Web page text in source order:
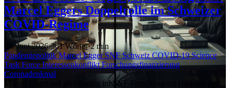
Marcel Eggers Doppelrolle im Schweizer
COVID-Regime
24. Juni 2026·361 Wörter·2 min
PandemiepolitikMarcel EggerSNFSchweizCOVID-19Science
Task ForceInteressenkonfliktForschungsfinanzierung
Coronadenkmal
Marcel Egger saß gleichzeitig im SNF-Forschungsrat (Gelder) und